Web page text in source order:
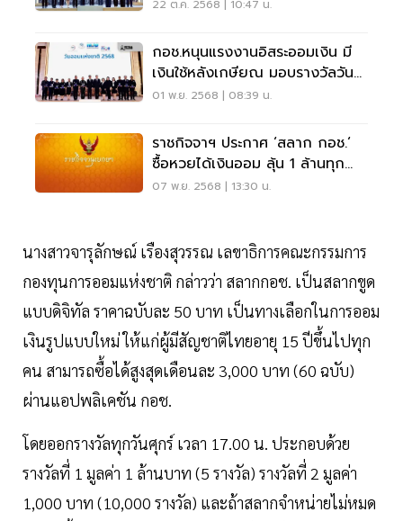
22 ต.ค. 2568 | 10:47 น.
กอช.หนุนแรงงานอิสระออมเงิน มี
เงินใช้หลังเกษียณ มอบรางวัลวัน
ออมแห่งชาติ 2568
01 พ.ย. 2568 | 08:39 น.
ราชกิจจาฯ ประกาศ ‘สลาก กอช.‘
ซื้อหวยได้เงินออม ลุ้น 1 ล้านทุก
ศุกร์
07 พ.ย. 2568 | 13:30 น.
นางสาวจารุลักษณ์ เรืองสุวรรณ เลขาธิการคณะกรรมการ
กองทุนการออมแห่งชาติ กล่าวว่า สลากกอช. เป็นสลากขูด
แบบดิจิทัล ราคาฉบับละ 50 บาท เป็นทางเลือกในการออม
เงินรูปแบบใหม่ ให้แก่ผู้มีสัญชาติไทยอายุ 15 ปีขึ้นไปทุก
คน สามารถซื้อได้สูงสุดเดือนละ 3,000 บาท (60 ฉบับ)
ผ่านแอปพลิเคชัน กอช.
โดยออกรางวัลทุกวันศุกร์ เวลา 17.00 น. ประกอบด้วย
รางวัลที่ 1 มูลค่า 1 ล้านบาท (5 รางวัล) รางวัลที่ 2 มูลค่า
1,000 บาท (10,000 รางวัล) และถ้าสลากจำหน่ายไม่หมด